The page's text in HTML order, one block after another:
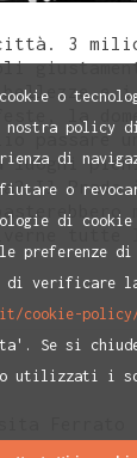
città. 3
e i
passare
luoghi
Il Prado
tutte
sono di
o
nostra policy
di
o
di
preferenze
di verificare
cookie-
Se si
utilizzati i